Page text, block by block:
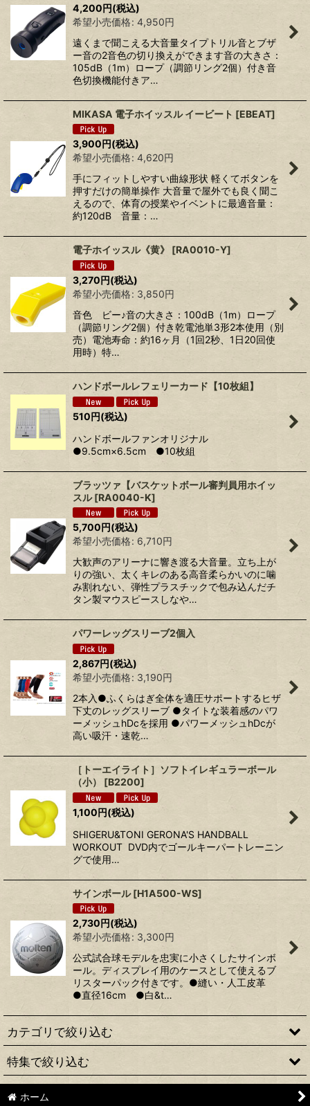
4,200円(税込)
希望小売価格: 4,950円
遠くまで聞こえる大音量タイプトリル音とブザ
ー音の2音色の切り換えができます音の大きさ：
105dB（1m）ロープ（調節リング2個）付き音
色切換機能付きア…
MIKASA 電子ホイッスル イービート [EBEAT]
3,900円(税込)
希望小売価格: 4,620円
手にフィットしやすい曲線形状 軽くてボタンを
押すだけの簡単操作 大音量で屋外でも良く聞こ
えるので、体育の授業やイベントに最適音量：
約120dB 音量：…
電子ホイッスル《黄》 [RA0010-Y]
3,270円(税込)
希望小売価格: 3,850円
音色 ビー♪音の大きさ：100dB（1m）ロープ
（調節リング2個）付き乾電池単3形2本使用（別
売）電池寿命：約16ヶ月（1回2秒、1日20回使
用時）特…
ハンドボールレフェリーカード【10枚組】
510円(税込)
ハンドボールファンオリジナル
●9.5cm×6.5cm ●10枚組
ブラッツァ【バスケットボール審判員用ホイッ
スル [RA0040-K]
5,700円(税込)
希望小売価格: 6,710円
大歓声のアリーナに響き渡る大音量。立ち上が
りの強い、太くキレのある高音柔らかいのに噛
み割れない、弾性プラスチックで包み込んだチ
タン製マウスピースしなや…
パワーレッグスリーブ2個入
2,867円(税込)
希望小売価格: 3,190円
2本入●ふくらはぎ全体を適圧サポートするヒザ
下丈のレッグスリーブ ●タイトな装着感のパワ
ーメッシュhDcを採用 ●パワーメッシュhDcが
高い吸汗・速乾…
［トーエイライト］ソフトイレギュラーボール
（小）
[B2200]
1,100円(税込)
SHIGERU&TONI GERONA'S HANDBALL
WORKOUT DVD内でゴールキーパートレーニン
グで使用…
サインボール [H1A500-WS]
2,730円(税込)
希望小売価格: 3,300円
公式試合球モデルを忠実に小さくしたサインボ
ール。ディスプレイ用のケースとして使えるブ
リスターパック付きです。●縫い・人工皮革
●直径16cm ●白&t…
カテゴリで絞り込む
マスターズTOYOTA GAMES 2026
OSAKI OSOL
特集で絞り込む
ウエア・サポーター
ホーム